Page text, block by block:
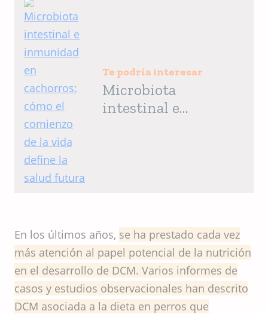
Te podría interesar
Microbiota
intestinal e
En los últimos años, se ha prestado cada vez
más atención al papel potencial de la nutrición
en el desarrollo de DCM. Varios informes de
casos y estudios observacionales han descrito
DCM asociada a la dieta en perros que